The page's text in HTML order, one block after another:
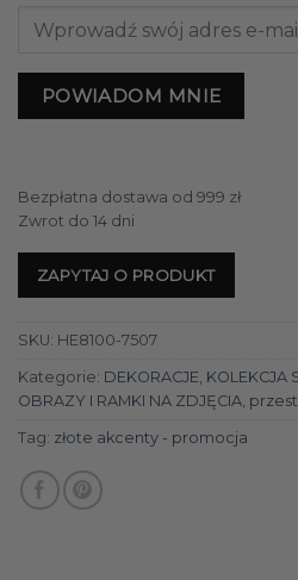
POWIADOM MNIE
Bezpłatna dostawa od 999 zł
Zwrot do 14 dni
ZAPYTAJ O PRODUKT
SKU: HE8100-7507
Kategorie: DEKORACJE KOLEKCJA
OBRAZY I RAMKI NA ZDJĘCIA
Tag: złote akcenty - promocja